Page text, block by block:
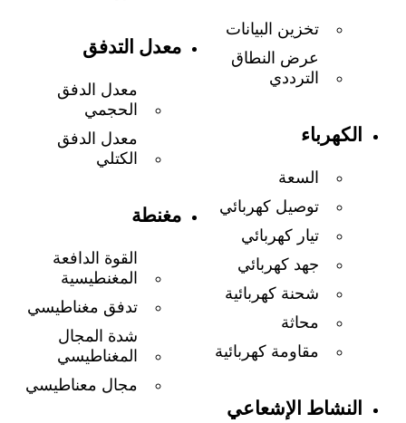
تخزين البيانات
عرض النطاق
الترددي
الكهرباء
السعة
توصيل كهربائي
تيار كهربائي
جهد كهربائي
شحنة كهربائية
محاثة
مقاومة كهربائية
النشاط الإشعاعي
معدل التدفق
معدل الدفق
الحجمي
معدل الدفق
الكتلي
مغنطة
القوة الدافعة
المغنطيسية
تدفق مغناطيسي
شدة المجال
المغناطيسي
مجال معناطيسي